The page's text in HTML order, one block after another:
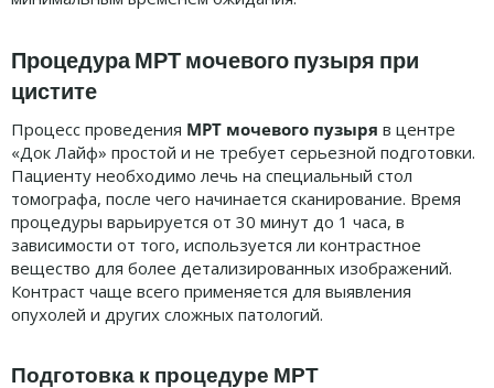
Процедура МРТ мочевого пузыря при
цистите
Процесс проведения МРТ мочевого пузыря в центре
«Док Лайф» простой и не требует серьезной подготовки.
Пациенту необходимо лечь на специальный стол
томографа, после чего начинается сканирование. Время
процедуры варьируется от 30 минут до 1 часа, в
зависимости от того, используется ли контрастное
вещество для более детализированных изображений.
Контраст чаще всего применяется для выявления
опухолей и других сложных патологий.
Подготовка к процедуре МРТ